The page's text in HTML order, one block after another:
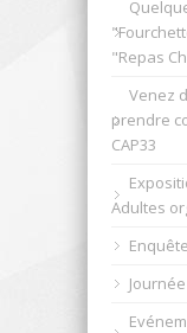
"Repas
Venez
prendre
CAP33
Adultes